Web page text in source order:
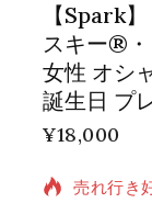
【Spark
スキー®・
女性 オシ
誕生日 プ
¥18,000
過去 9 時
売れ行き